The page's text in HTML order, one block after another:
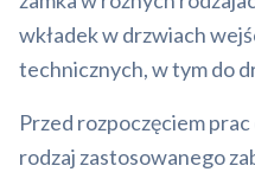
wkładek w drzwiach
technicznych, w tym do
Przed rozpoczęciem
rodzaj zastosowanego